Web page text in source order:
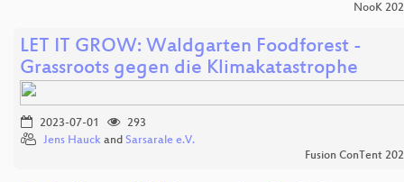
NooK
LET IT GROW: Waldgarten Foodforest -
Grassroots gegen die Klimakatastrophe
2023-07-01
293
Jens Hauck and Sarsarale e.V.
Fusion ConTent